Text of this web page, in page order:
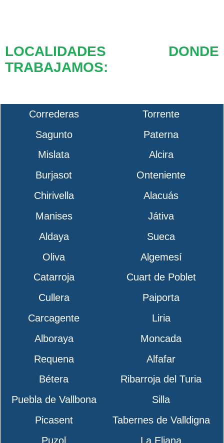
LOCALIDADES DONDE
TRABAJAMOS:
Correderas
Torrente
Sagunto
Paterna
Mislata
Alcira
Burjasot
Onteniente
Chirivella
Alacuás
Manises
Játiva
Aldaya
Sueca
Oliva
Algemesí
Catarroja
Cuart de Poblet
Cullera
Paiporta
Carcagente
Liria
Alboraya
Moncada
Requena
Alfafar
Bétera
Ribarroja del Turia
Puebla de Vallbona
Silla
Picasent
Tabernes de Valldigna
Puzol
La Eliana